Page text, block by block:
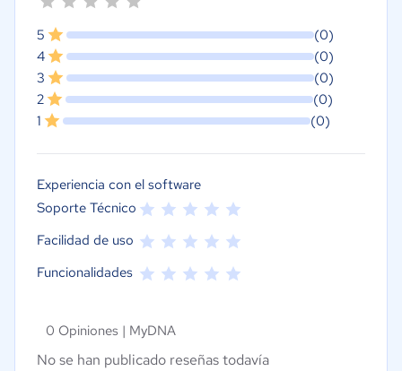
5
(0)
4
(0)
3
(0)
2
(0)
1
(0)
Experiencia con el software
Soporte Técnico
Facilidad de uso
Funcionalidades
0 Opiniones | MyDNA
No se han publicado reseñas todavía